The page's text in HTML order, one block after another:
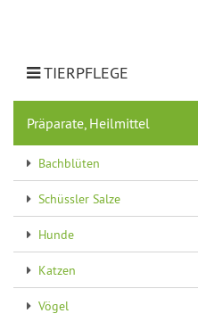
TIERPFLEGE
Präparate, Heilmittel
Bachblüten
Schüssler Salze
Hunde
Katzen
Vögel